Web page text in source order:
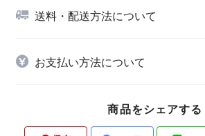
送料・配送方法について
お支払い方法について
商品をシェアする